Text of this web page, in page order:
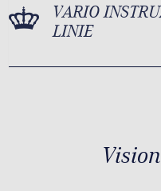
VARIO
LINIE